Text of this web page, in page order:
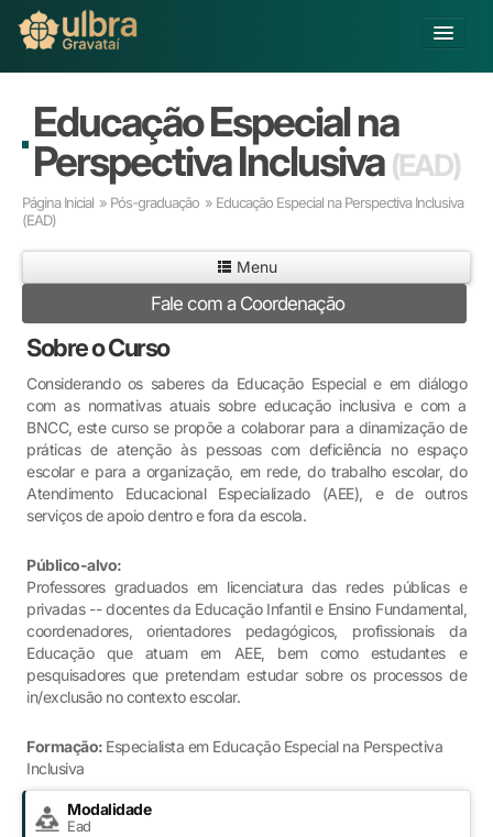
Buscar
Já sou Aluno
Matricule-se
Educação a Distância
Pesquisa
Extensão
Infraestrutura e Serviços
Inovação
Sobre a ULBRA
Educação Especial na
Perspectiva Inclusiva (EAD)
Página Inicial » Pós-graduação » Educação Especial na Perspectiva Inclusiva
(EAD)
Menu
Fale com a Coordenação
Sobre o Curso
Considerando os saberes da Educação Especial e em diálogo
com as normativas atuais sobre educação inclusiva e com a
BNCC, este curso se propõe a colaborar para a dinamização de
práticas de atenção às pessoas com deficiência no espaço
escolar e para a organização, em rede, do trabalho escolar, do
Atendimento Educacional Especializado (AEE), e de outros
serviços de apoio dentro e fora da escola.
Público-alvo:
Professores graduados em licenciatura das redes públicas e
privadas -- docentes da Educação Infantil e Ensino Fundamental,
coordenadores, orientadores pedagógicos, profissionais da
Educação que atuam em AEE, bem como estudantes e
pesquisadores que pretendam estudar sobre os processos de
in/exclusão no contexto escolar.
Formação: Especialista em Educação Especial na Perspectiva
Inclusiva
Modalidade
Ead